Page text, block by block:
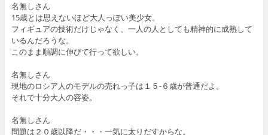
名無しさん
15歳とは思えないほど大人っぽい美少女。
フィギュアの技術だけじゃなく、一人の人としても精神的に成熟して
いるんだろうな。
このまま順調に伸びて行って欲しい。
名無しさん
現地のロシア人のモデルの売れっ子は１５-６歳が普通だよ。
それで十分大人の容姿。
名無しさん
問題は２０歳以降だ・・・一気に太りだすからな。